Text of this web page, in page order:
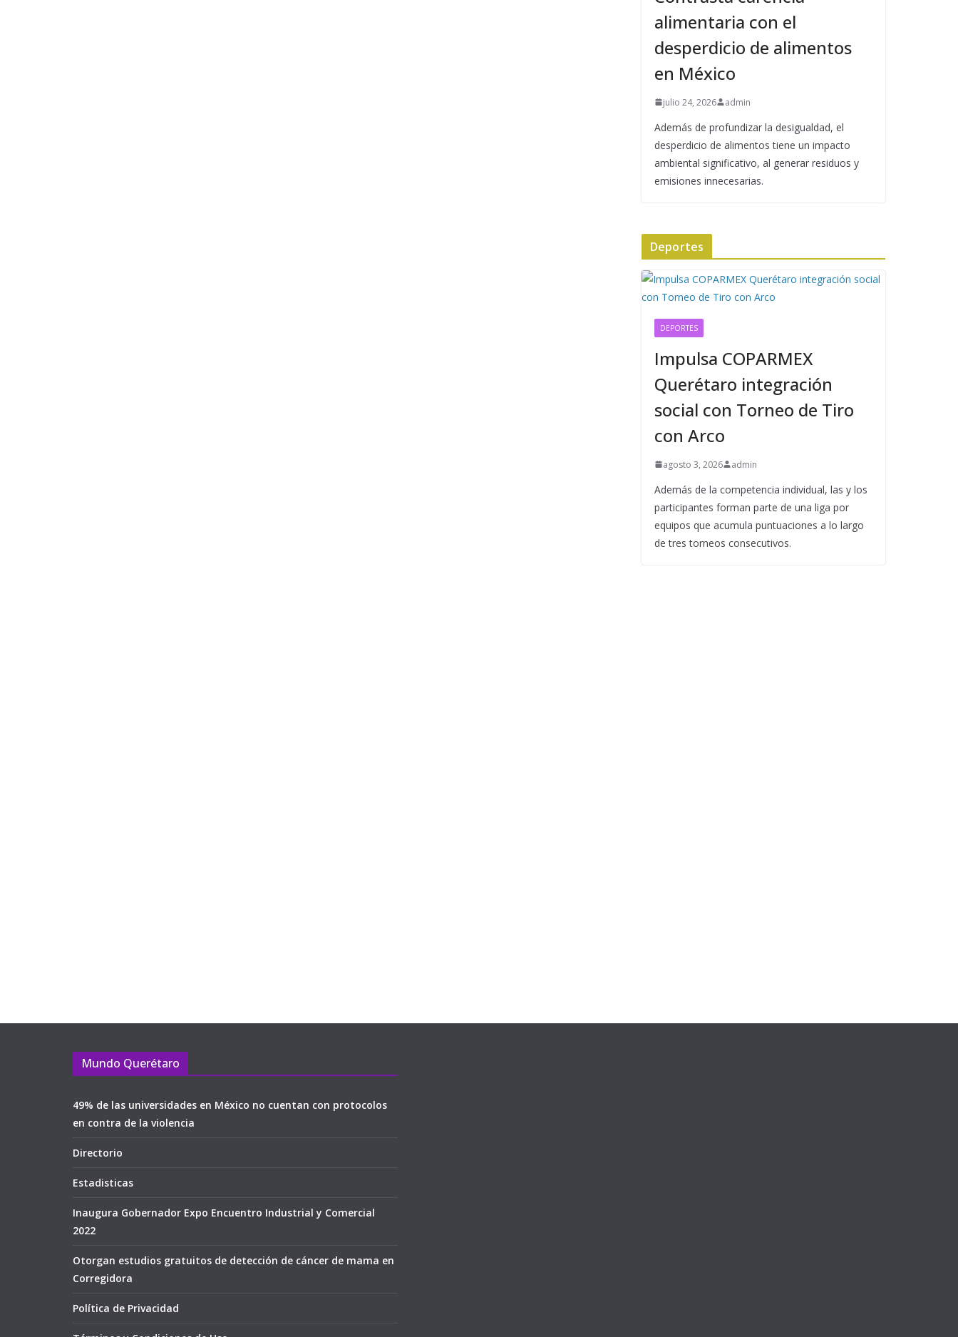
alimentaria con el
desperdicio de alimentos
en México
julio 24, 2026 admin
Además de profundizar la desigualdad, el
desperdicio de alimentos tiene un impacto
ambiental significativo, al generar residuos y
emisiones innecesarias.
Deportes
DEPORTES
Impulsa COPARMEX
Querétaro integración
social con Torneo de Tiro
con Arco
agosto 3, 2026 admin
Además de la competencia individual, las y los
participantes forman parte de una liga por
equipos que acumula puntuaciones a lo largo
de tres torneos consecutivos.
Mundo Querétaro
49% de las universidades en México no cuentan con protocolos
en contra de la violencia
Directorio
Estadisticas
Inaugura Gobernador Expo Encuentro Industrial y Comercial
2022
Otorgan estudios gratuitos de detección de cáncer de mama en
Corregidora
Política de Privacidad